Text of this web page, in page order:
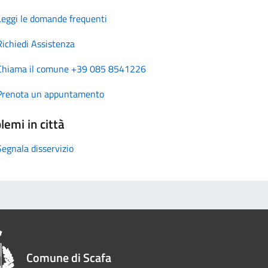
le domande frequenti
Assistenza
il comune +39 085 8541226
un appuntamento
in città
disservizio
Comune di Scafa